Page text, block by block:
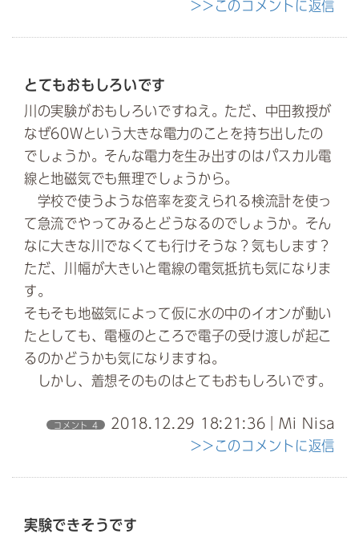
>>このコメントに返信
とてもおもしろいです
川の実験がおもしろいですねえ。ただ、中田教授が
なぜ60Wという大きな電力のことを持ち出したの
でしょうか。そんな電力を生み出すのはパスカル電
線と地磁気でも無理でしょうから。
学校で使うような倍率を変えられる検流計を使っ
て急流でやってみるとどうなるのでしょうか。そん
なに大きな川でなくても行けそうな？気もします？
ただ、川幅が大きいと電線の電気抵抗も気になりま
す。
そもそも地磁気によって仮に水の中のイオンが動い
たとしても、電極のところで電子の受け渡しが起こ
るのかどうかも気になりますね。
しかし、着想そのものはとてもおもしろいです。
コメント 4
2018.12.29 18:21:36｜Mi Nisa
>>このコメントに返信
実験できそうです